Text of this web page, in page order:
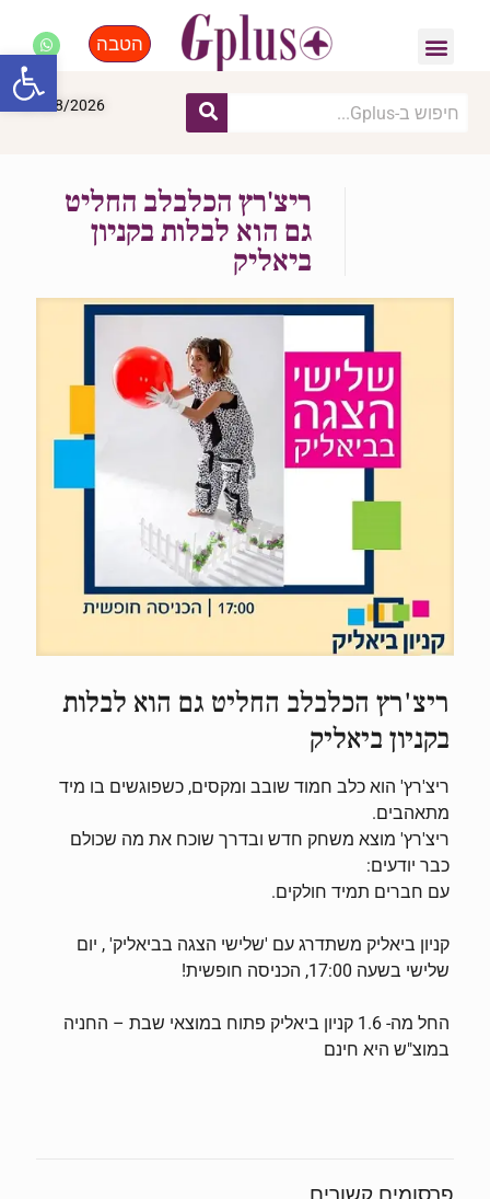
הטבה
07/08/2026
ריצ'רץ הכלבלב החליט
גם הוא לבלות בקניון
ביאליק
ריצ'רץ הכלבלב החליט גם הוא לבלות
בקניון ביאליק
ריצ'רץ' הוא כלב חמוד שובב ומקסים, כשפוגשים בו מיד
מתאהבים.
ריצ'רץ' מוצא משחק חדש ובדרך שוכח את מה שכולם
כבר יודעים:
עם חברים תמיד חולקים.
קניון ביאליק משתדרג עם 'שלישי הצגה בביאליק' , יום
שלישי בשעה 17:00, הכניסה חופשית!
החל מה- 1.6 קניון ביאליק פתוח במוצאי שבת – החניה
במוצ"ש היא חינם
פתח